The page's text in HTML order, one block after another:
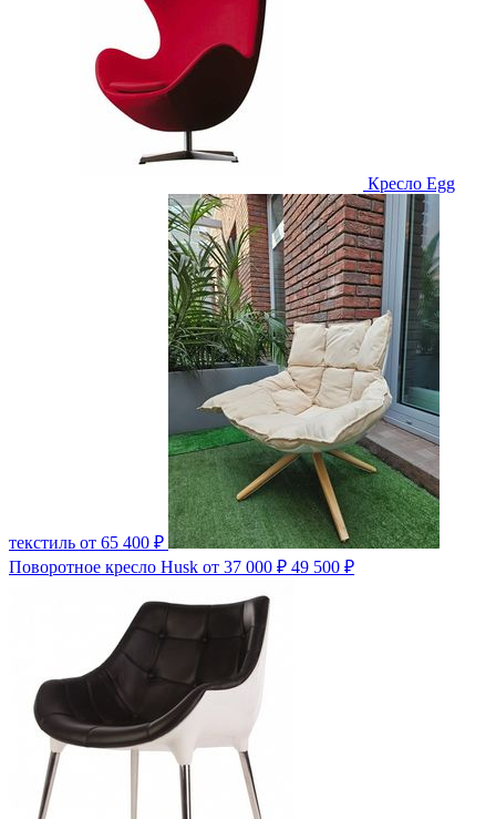
Кресло Egg
текстиль от 65 400 ₽
Поворотное кресло Husk от 37 000 ₽ 49 500 ₽